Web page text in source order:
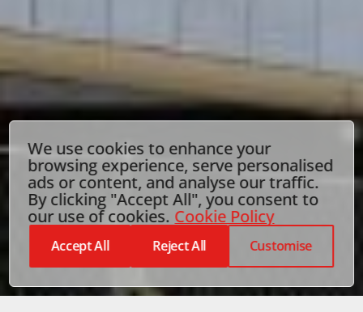
We use cookies to enhance your
browsing experience, serve personalised
ads or content, and analyse our traffic.
By clicking "Accept All", you consent to
our use of cookies. Cookie Policy
Customise
Reject All
Accept All